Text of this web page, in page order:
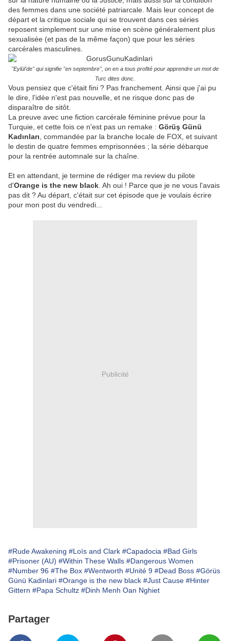
des femmes dans une société patriarcale. Mais leur concept de
départ et la critique sociale qui se trouvent dans ces séries
reposent simplement sur une mise en scène généralement plus
sexualisée (et pas de la même façon) que pour les séries
carcérales masculines.
"Eylül'de" qui signifie "en septembre", on en a tous profité pour apprendre un mot de
Turc dites donc.
Vous pensiez que c'était fini ? Pas franchement. Ainsi que j'ai pu
le dire, l'idée n'est pas nouvelle, et ne risque donc pas de
disparaître de sitôt.
La preuve avec une fiction carcérale féminine prévue pour la
Turquie, et cette fois ce n'est pas un remake : Görüş Günü
Kadınları , commandée par la branche locale de FOX, et suivant
le destin de quatre femmes emprisonnées ; la série débarque
pour la rentrée automnale sur la chaîne.
Et en attendant, je termine de rédiger ma review du pilote
d'Orange is the new black . Ah oui ! Parce que je ne vous l'avais
pas dit ? Au départ, c'était sur cet épisode que je voulais écrire
pour mon post du vendredi...
Publicité
#Rude Awakening #Loïs and Clark #Capadocia #Bad Girls
#Prisoner (AU) #Within These Walls #Dangerous Women
#Number 96 #The Box #Wentworth #Unité 9 #Dead Boss #Görüs
Günü Kadinlari #Orange is the new black #Just Cause #Hinter
Gittern #Papa Schultz #Dinh Menh Oan Nghiet
Partager